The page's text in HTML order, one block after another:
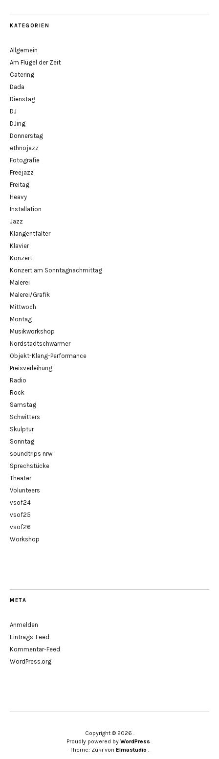
KATEGORIEN
Allgemein
Am Flügel der Zeit
Catering
Dada
Dienstag
DJ
DJing
Donnerstag
ethnojazz
Fotografie
Freejazz
Freitag
Heavy
Installation
Jazz
Klangentfalter
Klavier
Konzert
Konzert am Sonntagnachmittag
Malerei
Malerei/Grafik
Mittwoch
Montag
Musikworkshop
Nordstadtschwärmer
Objekt-Klang-Performance
Preisverleihung
Radio
Rock
Samstag
Schwitters
Skulptur
Sonntag
soundtrips nrw
Sprechstücke
Theater
Volunteers
vsof24
vsof25
vsof26
Workshop
META
Anmelden
Eintrags-Feed
Kommentar-Feed
WordPress.org
Copyright © 2026
Proudly powered by WordPress
Theme: Zuki von Elmastudio